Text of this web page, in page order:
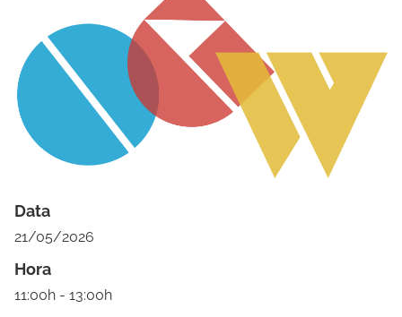
Data
21/05/2026
Hora
11:00h - 13:00h